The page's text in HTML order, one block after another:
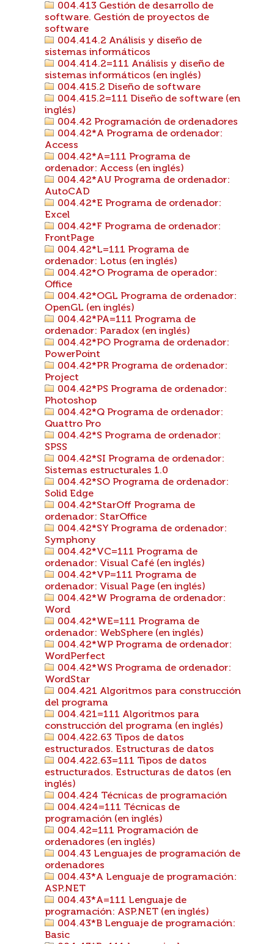
004.413 Gestión de desarrollo de
software. Gestión de proyectos de
software
004.414.2 Análisis y diseño de
sistemas informáticos
004.414.2=111 Análisis y diseño de
sistemas informáticos (en inglés)
004.415.2 Diseño de software
004.415.2=111 Diseño de software (en
inglés)
004.42 Programación de ordenadores
004.42*A Programa de ordenador:
Access
004.42*A=111 Programa de
ordenador: Access (en inglés)
004.42*AU Programa de ordenador:
AutoCAD
004.42*E Programa de ordenador:
Excel
004.42*F Programa de ordenador:
FrontPage
004.42*L=111 Programa de
ordenador: Lotus (en inglés)
004.42*O Programa de operador:
Office
004.42*OGL Programa de ordenador:
OpenGL (en inglés)
004.42*PA=111 Programa de
ordenador: Paradox (en inglés)
004.42*PO Programa de ordenador:
PowerPoint
004.42*PR Programa de ordenador:
Project
004.42*PS Programa de ordenador:
Photoshop
004.42*Q Programa de ordenador:
Quattro Pro
004.42*S Programa de ordenador:
SPSS
004.42*SI Programa de ordenador:
Sistemas estructurales 1.0
004.42*SO Programa de ordenador:
Solid Edge
004.42*StarOff Programa de
ordenador: StarOffice
004.42*SY Programa de ordenador:
Symphony
004.42*VC=111 Programa de
ordenador: Visual Café (en inglés)
004.42*VP=111 Programa de
ordenador: Visual Page (en inglés)
004.42*W Programa de ordenador:
Word
004.42*WE=111 Programa de
ordenador: WebSphere (en inglés)
004.42*WP Programa de ordenador:
WordPerfect
004.42*WS Programa de ordenador:
WordStar
004.421 Algoritmos para construcción
del programa
004.421=111 Algoritmos para
construcción del programa (en inglés)
004.422.63 Tipos de datos
estructurados. Estructuras de datos
004.422.63=111 Tipos de datos
estructurados. Estructuras de datos (en
inglés)
004.424 Técnicas de programación
004.424=111 Técnicas de
programación (en inglés)
004.42=111 Programación de
ordenadores (en inglés)
004.43 Lenguajes de programación de
ordenadores
004.43*A Lenguaje de programación:
ASP.NET
004.43*A=111 Lenguaje de
programación: ASP.NET (en inglés)
004.43*B Lenguaje de programación:
Basic